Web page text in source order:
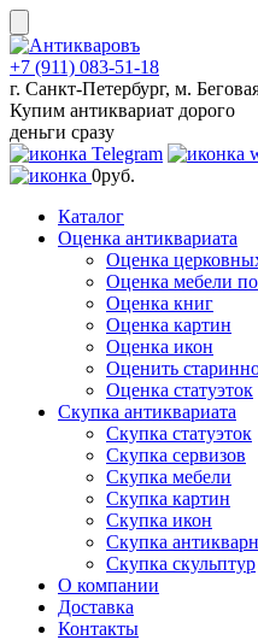
Skip
to
content
+7 (911) 083-51-18
г. Санкт-Петербург, м.
Купим антиквариат дорого
деньги сразу
0руб.
Каталог
Оценка антиквариата
Оценка
Оценка мебели
Оценка книг
Оценка картин
Оценка икон
Оценить
Оценка статуэток
Скупка антиквариата
Скупка статуэток
Скупка сервизов
Скупка мебели
Скупка картин
Скупка икон
Скупка
Скупка скульптур
О компании
Доставка
Контакты